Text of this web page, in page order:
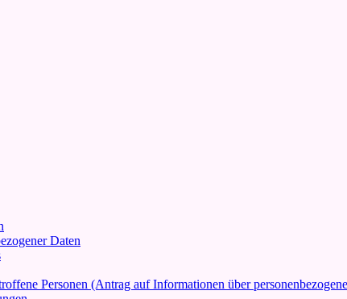
Daten
Personen (Antrag auf Informationen über